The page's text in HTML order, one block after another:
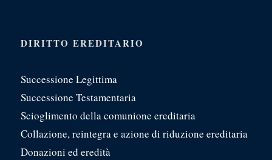
DIRITTO EREDITARIO
Successione Legittima
Successione Testamentaria
Scioglimento della comunione ereditaria
Collazione, reintegra e azione di riduzione ereditaria
Donazioni ed eredità